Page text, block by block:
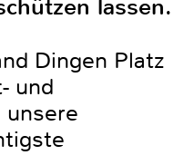
lassen.
Dingen Platz
und
unsere